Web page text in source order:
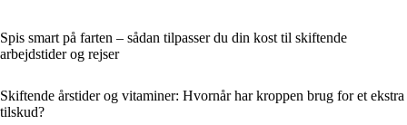
Spis smart på farten – sådan tilpasser du din kost til skiftende
arbejdstider og rejser
Skiftende årstider og vitaminer: Hvornår har kroppen brug for et ekstra
tilskud?